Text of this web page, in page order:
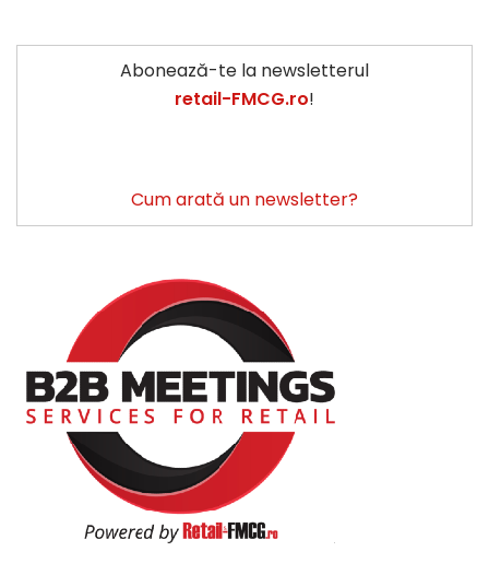
Abonează-te la newsletterul
retail-FMCG.ro!
Cum arată un newsletter?